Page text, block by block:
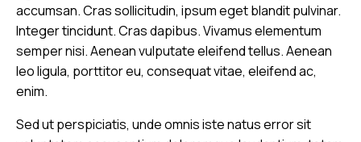
accumsan. Cras sollicitudin, ipsum eget blandit pulvinar.
Integer tincidunt. Cras dapibus. Vivamus elementum
semper nisi. Aenean vulputate eleifend tellus. Aenean
leo ligula, porttitor eu, consequat vitae, eleifend ac,
enim.
Sed ut perspiciatis, unde omnis iste natus error sit